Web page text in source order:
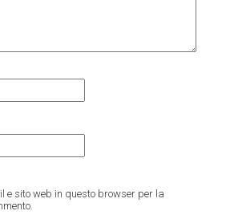
e sito web in questo browser per la